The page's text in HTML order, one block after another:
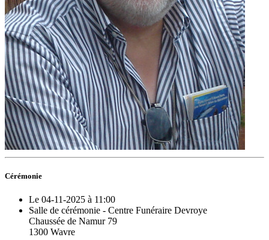
Cérémonie
Le 04-11-2025 à 11:00
Salle de cérémonie - Centre Funéraire Devroye
Chaussée de Namur 79
1300 Wavre